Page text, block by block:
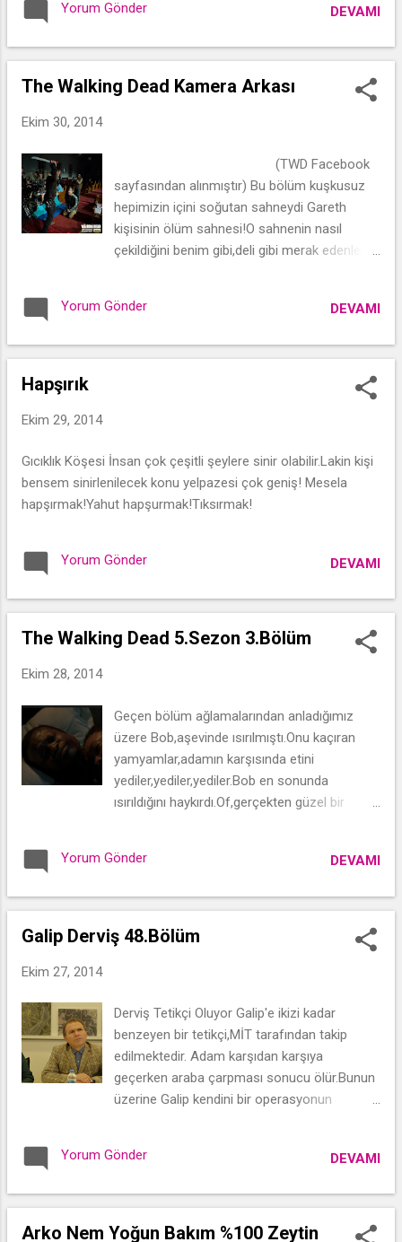
Yorum Gönder DEVAMI
The Walking Dead Kamera Arkası
Ekim 30, 2014
(TWD Facebook
sayfasından alınmıştır) Bu bölüm kuşkusuz
hepimizin içini soğutan sahneydi Gareth
kişisinin ölüm sahnesi!O sahnenin nasıl
çekildiğini benim gibi,deli gibi merak edenlere
Yorum Gönder DEVAMI
Hapşırık
Ekim 29, 2014
Gıcıklık Köşesi İnsan çok çeşitli şeylere sinir olabilir.Lakin kişi
bensem sinirlenilecek konu yelpazesi çok geniş! Mesela
hapşırmak!Yahut hapşurmak!Tıksırmak!
Yorum Gönder DEVAMI
The Walking Dead 5.Sezon 3.Bölüm
Ekim 28, 2014
Geçen bölüm ağlamalarından anladığımız
üzere Bob,aşevinde ısırılmıştı.Onu kaçıran
yamyamlar,adamın karşısında etini
yediler,yediler,yediler.Bob en sonunda
ısırıldığını haykırdı.Of,gerçekten güzel bir
anlarda delirme sınırına gelir hatta o sınırı
karşısında sırıta sırıta adamın bacağını
afiyetle yedi,dahası var mı?Ben olsam o
beter yaratık!Ne beter yaratık!
Yorum Gönder DEVAMI
Galip Derviş 48.Bölüm
Ekim 27, 2014
Derviş Tetikçi Oluyor Galip'e ikizi kadar
benzeyen bir tetikçi,MİT tarafından takip
edilmektedir. Adam karşıdan karşıya
geçerken araba çarpması sonucu ölür.Bunun
üzerine Galip kendini bir operasyonun
Yorum Gönder DEVAMI
Arko Nem Yoğun Bakım %100 Zeytin